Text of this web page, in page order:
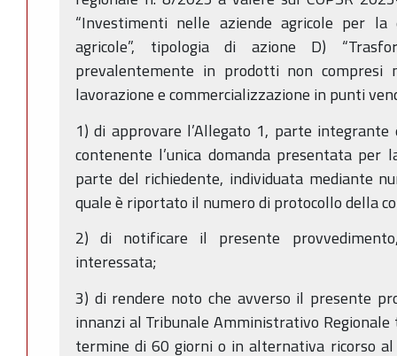
“Investimenti nelle aziende agricole per
agricole”, tipologia di azione D)
prevalentemente in prodotti non
lavorazione e commercializzazione in punti
1) di approvare l’Allegato 1, parte
contenente l’unica domanda presentata per
parte del richiedente, individuata mediante
quale è riportato il numero di protocollo della
2) di notificare il presente
interessata;
3) di rendere noto che avverso il presente
innanzi al Tribunale Amministrativo
termine di 60 giorni o in alternativa ricorso